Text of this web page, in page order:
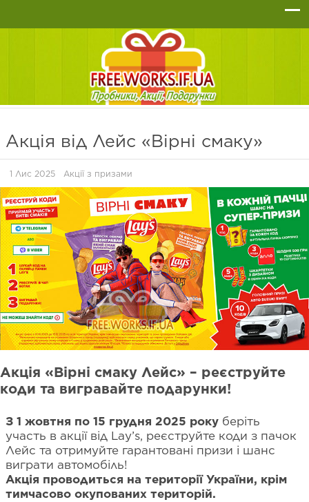
Акція від Лейс «Вірні смаку»
1 Лис 2025 Акції з призами
Акція «Вірні смаку Лейс» – реєструйте
коди та вигравайте подарунки!
З 1 жовтня по 15 грудня 2025 року беріть
участь в акції від Lay’s, реєструйте коди з пачок
Лейс та отримуйте гарантовані призи і шанс
виграти автомобіль!
Акція проводиться на території України, крім
тимчасово окупованих територій.